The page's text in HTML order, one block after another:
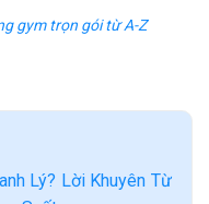
gym trọn gói từ A-Z
Lý? Lời Khuyên Từ